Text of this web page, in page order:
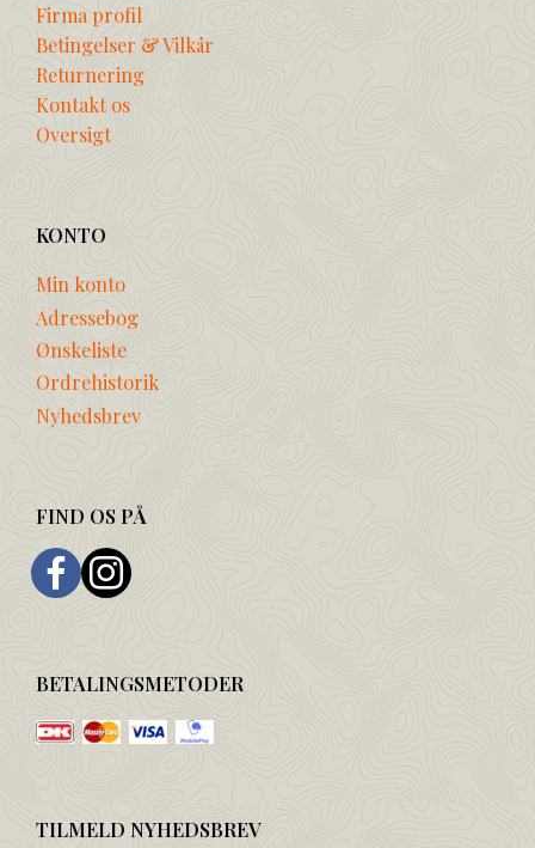
Firma profil
Betingelser & Vilkår
Returnering
Kontakt os
Oversigt
KONTO
Min konto
Adressebog
Ønskeliste
Ordrehistorik
Nyhedsbrev
FIND OS PÅ
BETALINGSMETODER
TILMELD NYHEDSBREV